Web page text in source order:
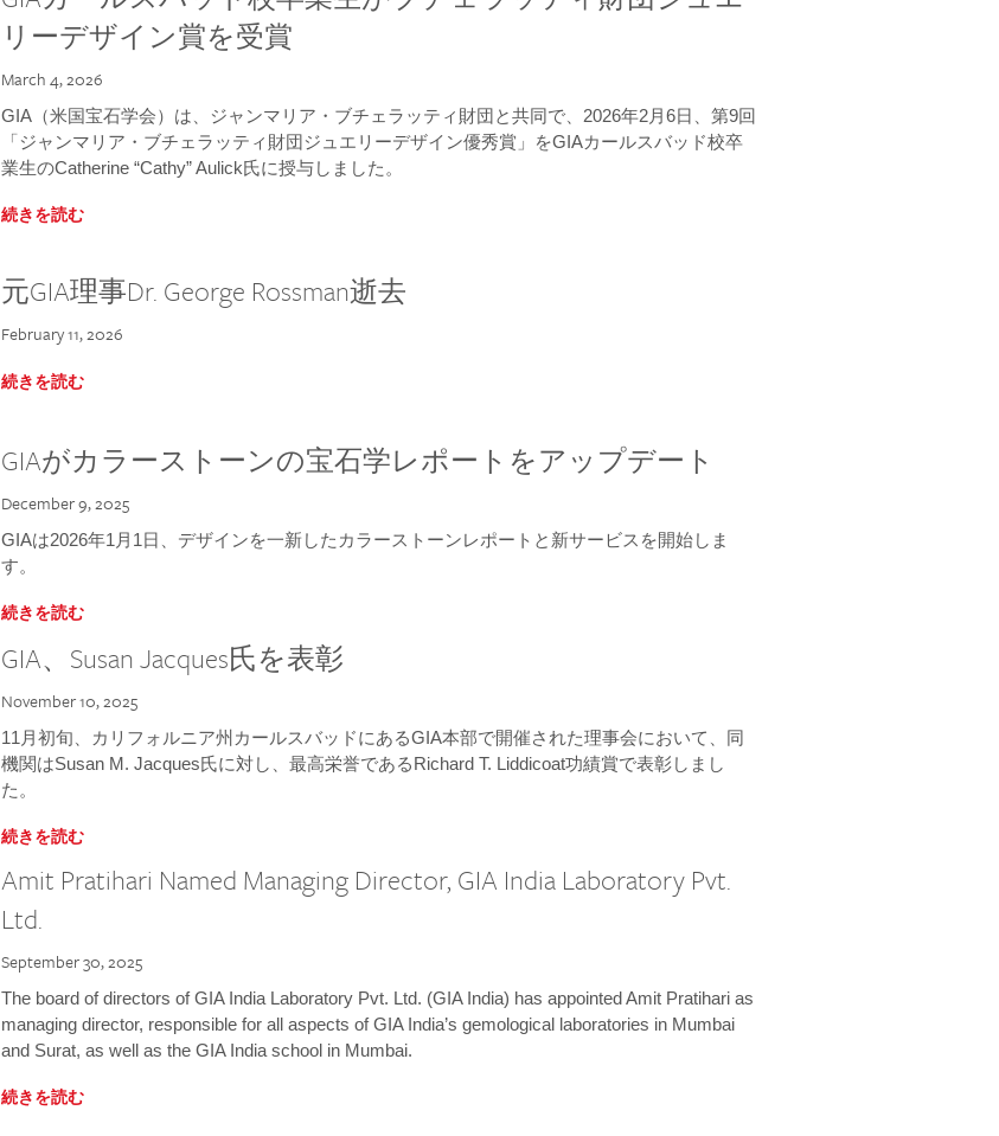
リーデザイン賞を受賞
March 4, 2026
GIA（米国宝石学会）は、ジャンマリア・ブチェラッティ財団と共同で、2026年2月6日、第9回
「ジャンマリア・ブチェラッティ財団ジュエリーデザイン優秀賞」をGIAカールスバッド校卒
業生のCatherine “Cathy” Aulick氏に授与しました。
続きを読む
元GIA理事Dr. George Rossman逝去
February 11, 2026
続きを読む
GIAがカラーストーンの宝石学レポートをアップデート
December 9, 2025
GIAは2026年1月1日、デザインを一新したカラーストーンレポートと新サービスを開始しま
す。
続きを読む
GIA、Susan Jacques氏を表彰
November 10, 2025
11月初旬、カリフォルニア州カールスバッドにあるGIA本部で開催された理事会において、同
機関はSusan M. Jacques氏に対し、最高栄誉であるRichard T. Liddicoat功績賞で表彰しまし
た。
続きを読む
Amit Pratihari Named Managing Director, GIA India Laboratory Pvt.
Ltd.
September 30, 2025
The board of directors of GIA India Laboratory Pvt. Ltd. (GIA India) has appointed Amit Pratihari as
managing director, responsible for all aspects of GIA India’s gemological laboratories in Mumbai
and Surat, as well as the GIA India school in Mumbai.
続きを読む